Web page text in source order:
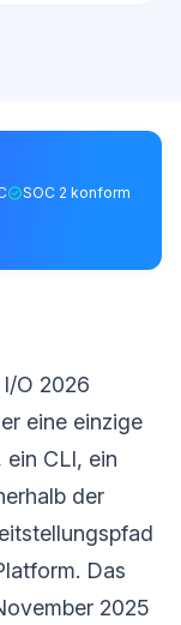
SOC 2 konform
O 2026
eine einzige
CLI, ein
der
Das
2025